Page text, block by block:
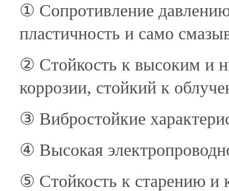
① Сопротивление
пластичность и само
② Стойкость к высоким и
коррозии, стойкий к
③ Вибростойкие
④ Высокая
⑤ Стойкость к старению и